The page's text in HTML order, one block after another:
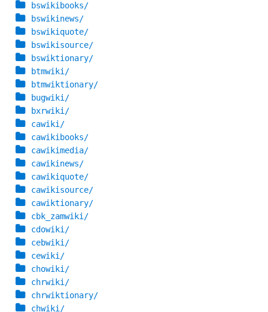
bswikibooks/
bswikinews/
bswikiquote/
bswikisource/
bswiktionary/
btmwiki/
btmwiktionary/
bugwiki/
bxrwiki/
cawiki/
cawikibooks/
cawikimedia/
cawikinews/
cawikiquote/
cawikisource/
cawiktionary/
cbk_zamwiki/
cdowiki/
cebwiki/
cewiki/
chowiki/
chrwiki/
chrwiktionary/
chwiki/